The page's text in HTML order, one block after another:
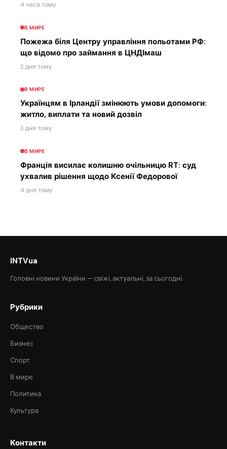
4 часа тому
В МИРЕ
Пожежа біля Центру управління польотами РФ:
що відомо про займання в ЦНДІмаш
2 дня тому
В МИРЕ
Українцям в Ірландії змінюють умови допомоги:
житло, виплати та новий дозвіл
3 дня тому
В МИРЕ
Франція висилає колишню очільницю RT: суд
ухвалив рішення щодо Ксенії Федорової
4 дня тому
INTVua
Головні новини України — свіжі, актуальні, за сьогодні.
Рубрики
Общество
Бизнес
Спорт
В мире
Политика
Культура
Контакти